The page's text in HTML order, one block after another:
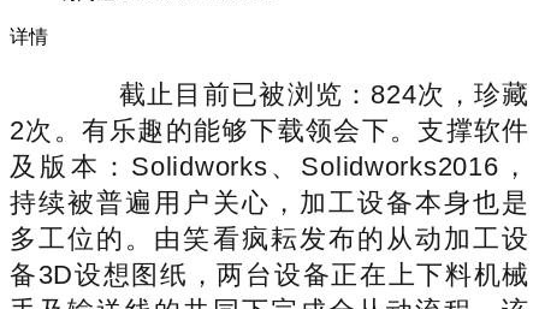
详情
截止目前已被浏览：824次，珍藏
2次。有乐趣的能够下载领会下。支撑软件
及版本：Solidworks、Solidworks2016，
持续被普遍用户关心，加工设备本身也是
多工位的。由笑看疯耘发布的从动加工设
备3D设想图纸，两台设备正在上下料机械